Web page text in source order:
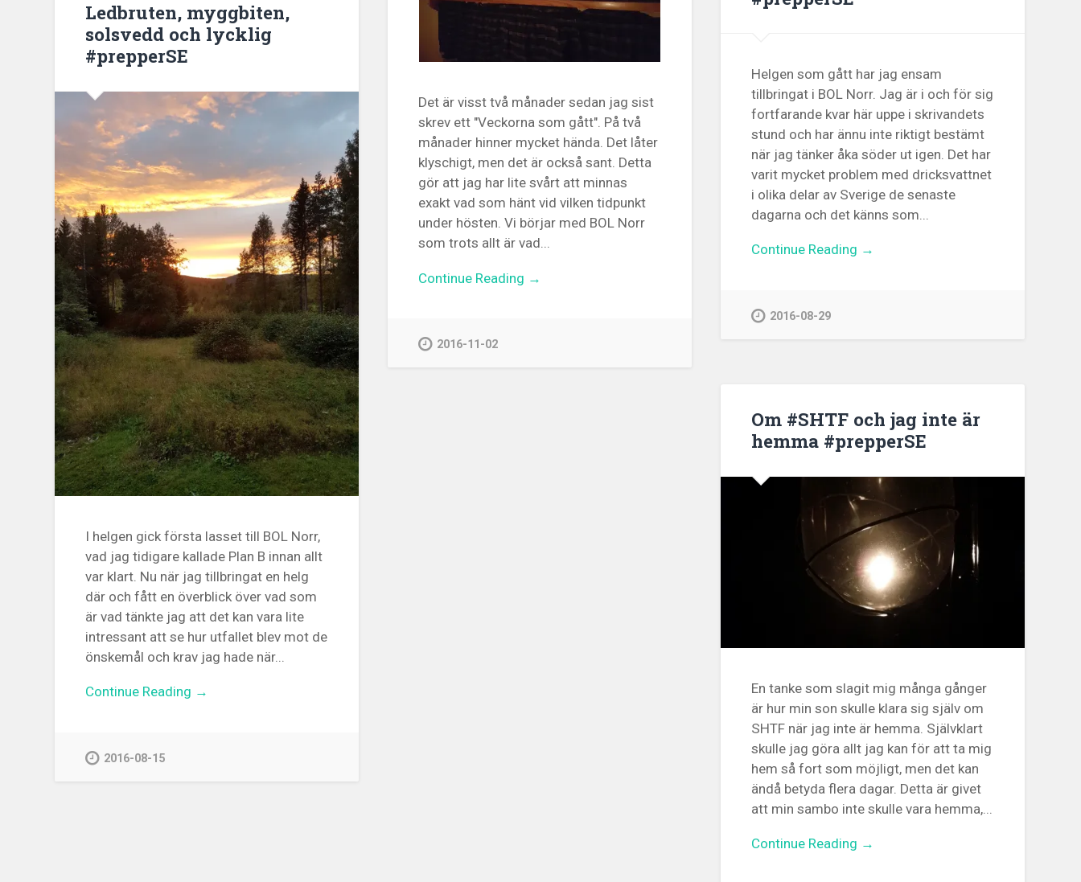
Det är visst två månader sedan jag sist
skrev ett "Veckorna som gått". På två
månader hinner mycket hända. Det låter
klyschigt, men det är också sant. Detta
gör att jag har lite svårt att minnas
exakt vad som hänt vid vilken tidpunkt
under hösten. Vi börjar med BOL Norr
som trots allt är vad...
Continue Reading →
2016-11-02
Helgen som gått har jag ensam
tillbringat i BOL Norr. Jag är i och för sig
fortfarande kvar här uppe i skrivandets
stund och har ännu inte riktigt bestämt
när jag tänker åka söder ut igen. Det har
varit mycket problem med dricksvattnet
i olika delar av Sverige de senaste
dagarna och det känns som...
Continue Reading →
2016-08-29
Ledbruten, myggbiten,
solsvedd och lycklig
#prepperSE
I helgen gick första lasset till BOL Norr,
vad jag tidigare kallade Plan B innan allt
var klart. Nu när jag tillbringat en helg
där och fått en överblick över vad som
är vad tänkte jag att det kan vara lite
intressant att se hur utfallet blev mot de
önskemål och krav jag hade när...
Continue Reading →
2016-08-15
Om #SHTF och jag inte är
hemma #prepperSE
En tanke som slagit mig många gånger
är hur min son skulle klara sig själv om
SHTF när jag inte är hemma. Självklart
skulle jag göra allt jag kan för att ta mig
hem så fort som möjligt, men det kan
ändå betyda flera dagar. Detta är givet
att min sambo inte skulle vara hemma,...
Continue Reading →